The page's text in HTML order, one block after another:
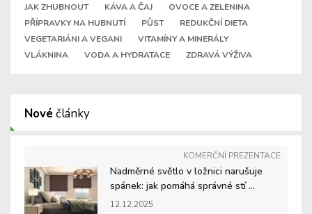
JAK ZHUBNOUT
KÁVA A ČAJ
OVOCE A ZELENINA
PŘÍPRAVKY NA HUBNUTÍ
PŮST
REDUKČNÍ DIETA
VEGETARIÁNI A VEGANI
VITAMÍNY A MINERÁLY
VLÁKNINA
VODA A HYDRATACE ZDRAVÁ VÝŽIVA
Nové články
KOMERČNÍ PREZENTACE
Nadměrné světlo v ložnici narušuje
spánek: jak pomáhá správné stí ...
12.12.2025